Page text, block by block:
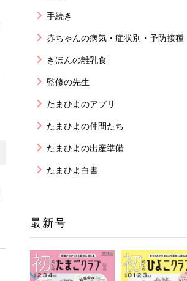
手続き
赤ちゃんの病気・症状別・予防接種
きほんの離乳食
監修の先生
たまひよのアプリ
たまひよの仲間たち
たまひよの出産準備
たまひよ白書
最新号